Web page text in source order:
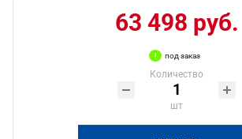
63 498 руб.
под заказ
Количество
шт